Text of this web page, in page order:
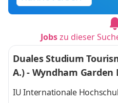
Jobszu dieser
Duales Studium
A.) - Wyndham
e Koenigsallee Hotel
IU Internationale